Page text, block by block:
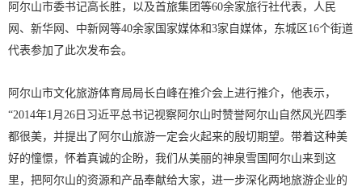
阿尔山市委书记高长胜，以及首旅集团等60余家旅行社代表，人民
网、新华网、中新网等40余家国家媒体和3家自媒体，东城区16个街道
代表参加了此次发布会。
阿尔山市文化旅游体育局局长白峰在推介会上进行推介，他表示，
“2014年1月26日习近平总书记视察阿尔山时赞誉阿尔山自然风光四季
都很美，并提出了阿尔山旅游一定会火起来的殷切期望。带着这种美
好的憧憬，怀着真诚的企盼，我们从美丽的神泉雪国阿尔山来到这
里，把阿尔山的资源和产品奉献给大家，进一步深化两地旅游企业的